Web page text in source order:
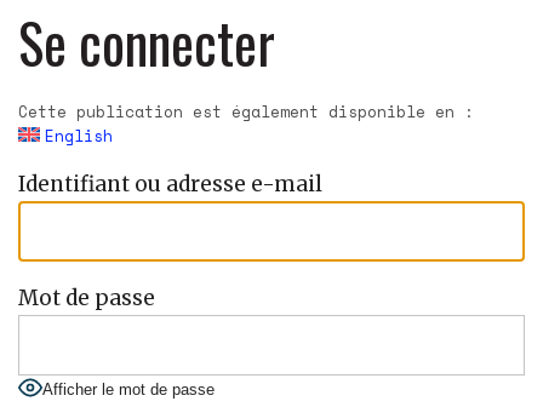
Se connecter
Cette publication est également disponible en :
English
Identifiant ou adresse e-mail
Mot de passe
Afficher le mot de passe